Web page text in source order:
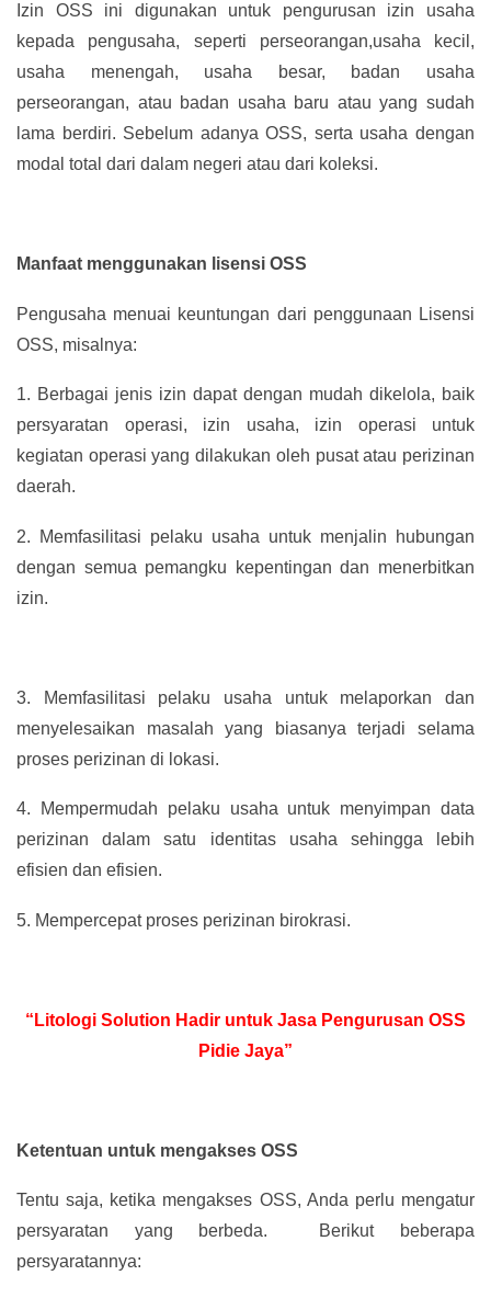
Izin OSS ini digunakan untuk pengurusan izin usaha
kepada pengusaha, seperti perseorangan,usaha kecil,
usaha menengah, usaha besar, badan usaha
perseorangan, atau badan usaha baru atau yang sudah
lama berdiri. Sebelum adanya OSS, serta usaha dengan
modal total dari dalam negeri atau dari koleksi.
Manfaat menggunakan lisensi OSS
Pengusaha menuai keuntungan dari penggunaan Lisensi
OSS, misalnya:
1. Berbagai jenis izin dapat dengan mudah dikelola, baik
persyaratan operasi, izin usaha, izin operasi untuk
kegiatan operasi yang dilakukan oleh pusat atau perizinan
daerah.
2.
Memfasilitasi pelaku usaha untuk menjalin hubungan
dengan semua pemangku kepentingan dan menerbitkan
izin.
3.
Memfasilitasi pelaku usaha untuk melaporkan dan
menyelesaikan masalah yang biasanya terjadi selama
proses perizinan di lokasi.
4.
Mempermudah pelaku usaha untuk menyimpan data
perizinan dalam satu identitas usaha sehingga lebih
efisien dan efisien.
5. Mempercepat proses perizinan birokrasi.
“Litologi Solution Hadir untuk Jasa Pengurusan OSS
Pidie Jaya”
Ketentuan untuk mengakses OSS
Tentu saja, ketika mengakses OSS, Anda perlu mengatur
persyaratan yang berbeda. Berikut beberapa
persyaratannya: